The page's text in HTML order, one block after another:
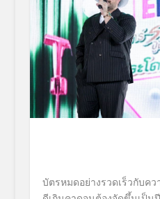
บัตรหมดอย่างรวดเร็วกับค